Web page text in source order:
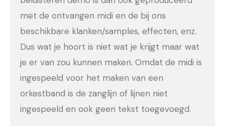
met de ontvangen midi en de bij ons
beschikbare klanken/samples, effecten, enz.
Dus wat je hoort is niet wat je krijgt maar wat
je er van zou kunnen maken. Omdat de midi is
ingespeeld voor het maken van een
orkestband is de zanglijn of lijnen niet
ingespeeld en ook geen tekst toegevoegd.